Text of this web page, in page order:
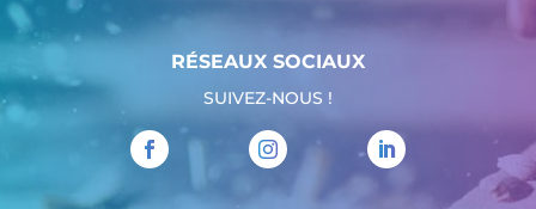
RÉSEAUX SOCIAUX
SUIVEZ-NOUS !